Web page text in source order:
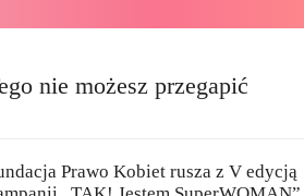
nie możesz przegapić
Prawo Kobiet rusza z V edycją